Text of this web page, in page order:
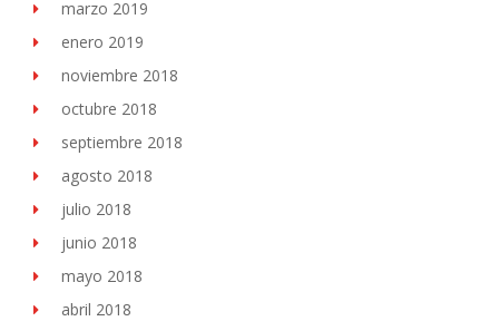
marzo 2019
enero 2019
noviembre 2018
octubre 2018
septiembre 2018
agosto 2018
julio 2018
junio 2018
mayo 2018
abril 2018